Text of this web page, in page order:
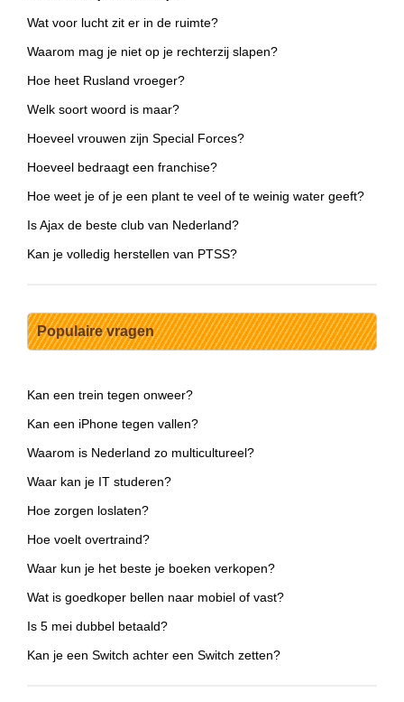
Wat voor lucht zit er in de ruimte?
Waarom mag je niet op je rechterzij slapen?
Hoe heet Rusland vroeger?
Welk soort woord is maar?
Hoeveel vrouwen zijn Special Forces?
Hoeveel bedraagt een franchise?
Hoe weet je of je een plant te veel of te weinig water geeft?
Is Ajax de beste club van Nederland?
Kan je volledig herstellen van PTSS?
Populaire vragen
Kan een trein tegen onweer?
Kan een iPhone tegen vallen?
Waarom is Nederland zo multicultureel?
Waar kan je IT studeren?
Hoe zorgen loslaten?
Hoe voelt overtraind?
Waar kun je het beste je boeken verkopen?
Wat is goedkoper bellen naar mobiel of vast?
Is 5 mei dubbel betaald?
Kan je een Switch achter een Switch zetten?